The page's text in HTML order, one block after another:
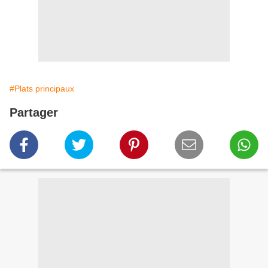
#Plats principaux
Partager